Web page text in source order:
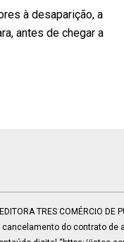
à desaparição, a
antes de chegar a
TRES COMÉRCIO DE
do contrato de